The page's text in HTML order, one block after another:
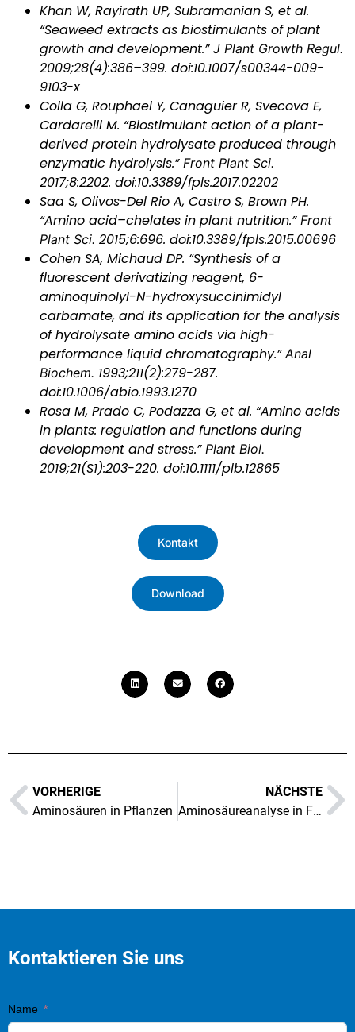
Khan W, Rayirath UP, Subramanian S, et al.
“Seaweed extracts as biostimulants of plant
growth and development.”J Plant Growth Regul.
2009;28(4):386–399. doi:10.1007/s00344-009-
9103-x
Colla G, Rouphael Y, Canaguier R, Svecova E,
Cardarelli M. “Biostimulant action of a plant-
derived protein hydrolysate produced through
enzymatic hydrolysis.”Front Plant Sci.
2017;8:2202. doi:10.3389/fpls.2017.02202
Saa S, Olivos-Del Rio A, Castro S, Brown PH.
“Amino acid–chelates in plant nutrition.”Front
Plant Sci. 2015;6:696. doi:10.3389/fpls.2015.00696
Cohen SA, Michaud DP. “Synthesis of a
fluorescent derivatizing reagent, 6-
aminoquinolyl-N-hydroxysuccinimidyl
carbamate, and its application for the analysis
of hydrolysate amino acids via high-
performance liquid chromatography.”Anal
Biochem. 1993;211(2):279-287.
doi:10.1006/abio.1993.1270
Rosa M, Prado C, Podazza G, et al. “Amino acids
in plants: regulation and functions during
development and stress.”Plant Biol.
2019;21(S1):203-220. doi:10.1111/plb.12865
Kontakt
Download
VORHERIGE
Aminosäuren in Pflanzen
NÄCHSTE
Aminosäureanalyse in Futtermitteln
Kontaktieren Sie uns
Name